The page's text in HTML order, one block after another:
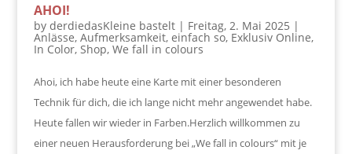
AHOI!
by derdiedasKleine bastelt| Freitag, 2. Mai 2025 |
Anlässe, Aufmerksamkeit, einfach so, Exklusiv Online,
In Color, Shop, We fall in colours
Ahoi, ich habe heute eine Karte mit einer besonderen
Technik für dich, die ich lange nicht mehr angewendet habe.
Heute fallen wir wieder in Farben.Herzlich willkommen zu
einer neuen Herausforderung bei „We fall in colours“ mit je